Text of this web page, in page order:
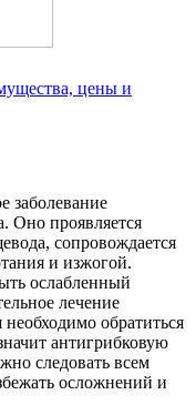
цены и
заболевание
Оно проявляется
сопровождается
и изжогой.
ослабленный
лечение
обратиться
антигрибковую
следовать всем
осложнений и